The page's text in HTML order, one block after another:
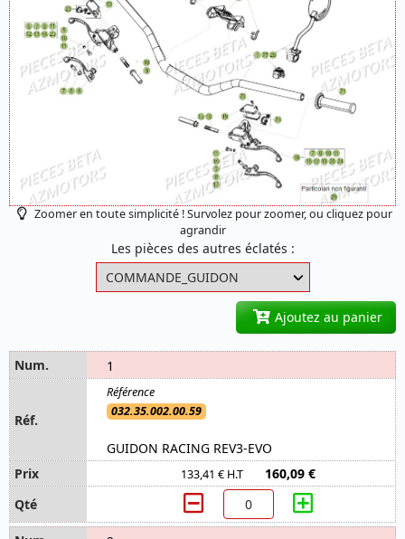
Zoomer en toute simplicité ! Survolez pour zoomer, ou cliquez pour
agrandir
Les pièces des autres éclatés :
Ajoutez au panier
1
032.35.002.00.59
GUIDON RACING REV3-EVO
133,41 € H.T 160,09 €